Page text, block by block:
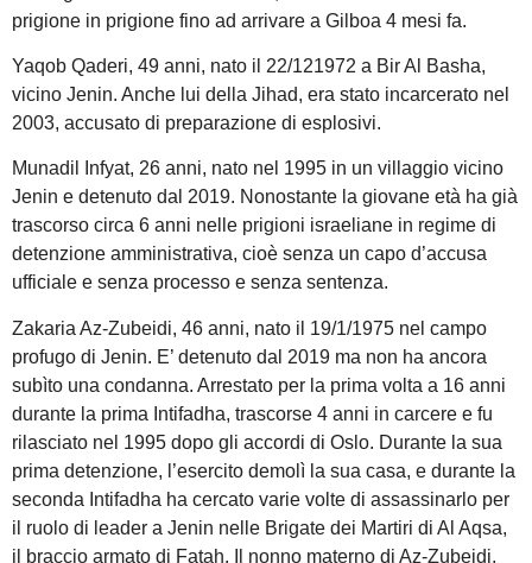
prigione in prigione fino ad arrivare a Gilboa 4 mesi fa.
Yaqob Qaderi, 49 anni, nato il 22/121972 a Bir Al Basha,
vicino Jenin. Anche lui della Jihad, era stato incarcerato nel
2003, accusato di preparazione di esplosivi.
Munadil Infyat, 26 anni, nato nel 1995 in un villaggio vicino
Jenin e detenuto dal 2019. Nonostante la giovane età ha già
trascorso circa 6 anni nelle prigioni israeliane in regime di
detenzione amministrativa, cioè senza un capo d’accusa
ufficiale e senza processo e senza sentenza.
Zakaria Az-Zubeidi, 46 anni, nato il 19/1/1975 nel campo
profugo di Jenin. E’ detenuto dal 2019 ma non ha ancora
subìto una condanna. Arrestato per la prima volta a 16 anni
durante la prima Intifadha, trascorse 4 anni in carcere e fu
rilasciato nel 1995 dopo gli accordi di Oslo. Durante la sua
prima detenzione, l’esercito demolì la sua casa, e durante la
seconda Intifadha ha cercato varie volte di assassinarlo per
il ruolo di leader a Jenin nelle Brigate dei Martiri di Al Aqsa,
il braccio armato di Fatah. Il nonno materno di Az-Zubeidi,